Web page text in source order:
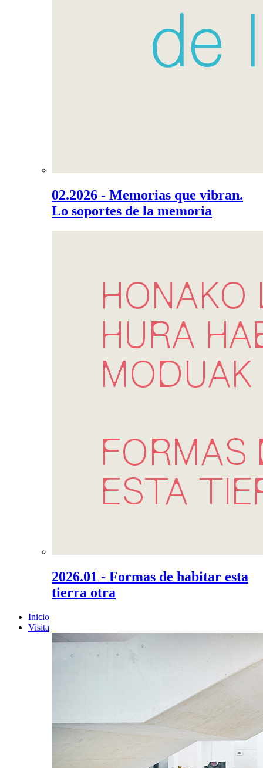
02.2026 - Memorias que vibran.
Lo soportes de la memoria
2026.01 - Formas de habitar esta
tierra otra
Inicio
Visita